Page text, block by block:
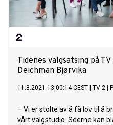
av de to nye låtene, gir han
Wonderland", "Silent Night"
hadde det utrolig gøy da jeg
spilt inn live med alle i
Tidenes valgsatsing på
Deichman Bjørvika
11.8.2021 13:00:14 CEST TV 2
– Vi er stolte av å få lov til å
vårt valgstudio. Seerne kan